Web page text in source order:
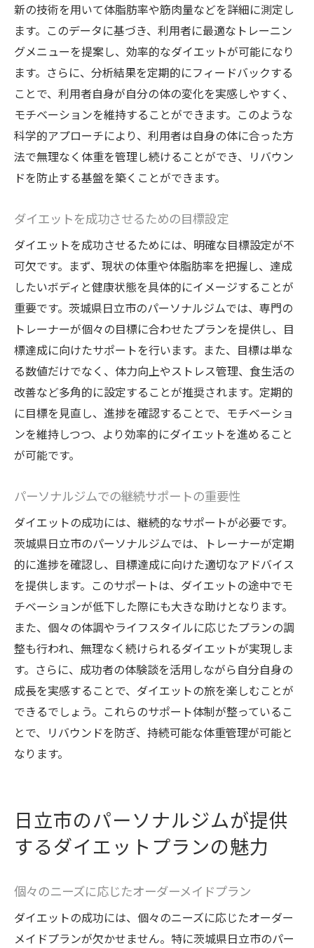
新の技術を用いて体脂肪率や筋肉量などを詳細に測定し
ます。このデータに基づき、利用者に最適なトレーニン
グメニューを提案し、効率的なダイエットが可能になり
ます。さらに、分析結果を定期的にフィードバックする
ことで、利用者自身が自分の体の変化を実感しやすく、
モチベーションを維持することができます。このような
科学的アプローチにより、利用者は自身の体に合った方
法で無理なく体重を管理し続けることができ、リバウン
ドを防止する基盤を築くことができます。
ダイエットを成功させるための目標設定
ダイエットを成功させるためには、明確な目標設定が不
可欠です。まず、現状の体重や体脂肪率を把握し、達成
したいボディと健康状態を具体的にイメージすることが
重要です。茨城県日立市のパーソナルジムでは、専門の
トレーナーが個々の目標に合わせたプランを提供し、目
標達成に向けたサポートを行います。また、目標は単な
る数値だけでなく、体力向上やストレス管理、食生活の
改善など多角的に設定することが推奨されます。定期的
に目標を見直し、進捗を確認することで、モチベーショ
ンを維持しつつ、より効率的にダイエットを進めること
が可能です。
パーソナルジムでの継続サポートの重要性
ダイエットの成功には、継続的なサポートが必要です。
茨城県日立市のパーソナルジムでは、トレーナーが定期
的に進捗を確認し、目標達成に向けた適切なアドバイス
を提供します。このサポートは、ダイエットの途中でモ
チベーションが低下した際にも大きな助けとなります。
また、個々の体調やライフスタイルに応じたプランの調
整も行われ、無理なく続けられるダイエットが実現しま
す。さらに、成功者の体験談を活用しながら自分自身の
成長を実感することで、ダイエットの旅を楽しむことが
できるでしょう。これらのサポート体制が整っているこ
とで、リバウンドを防ぎ、持続可能な体重管理が可能と
なります。
日立市のパーソナルジムが提供
するダイエットプランの魅力
個々のニーズに応じたオーダーメイドプラン
ダイエットの成功には、個々のニーズに応じたオーダー
メイドプランが欠かせません。特に茨城県日立市のパー